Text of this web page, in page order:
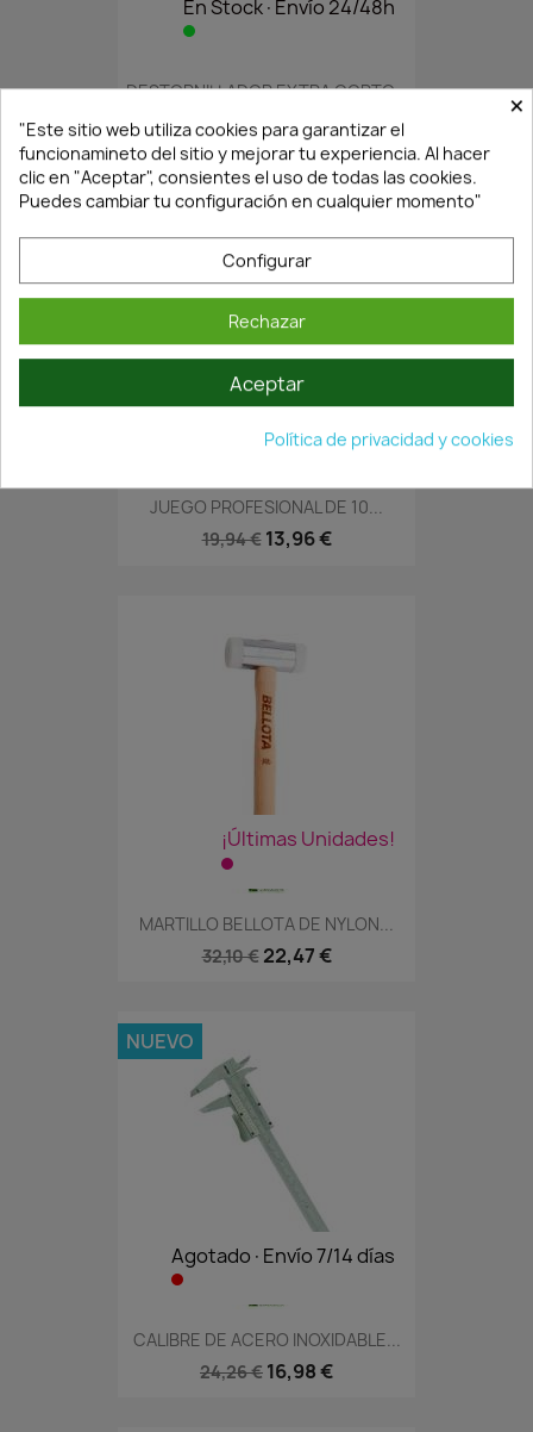
En Stock·Envío 24/48h
DESTORNILLADOR EXTRA CORTO...
6,68 € 4,68 €
JUEGO PROFESIONAL DE 10...
19,94 € 13,96 €
¡Últimas Unidades!
MARTILLO BELLOTA DE NYLON...
32,10 € 22,47 €
Agotado·Envío 7/14 días
CALIBRE DE ACERO INOXIDABLE...
24,26 € 16,98 €
NUEVO
×
"Este sitio web utiliza cookies para garantizar el
funcionamineto del sitio y mejorar tu experiencia. Al hacer
clic en "Aceptar", consientes el uso de todas las cookies.
Puedes cambiar tu configuración en cualquier momento"
Configurar
Rechazar
Aceptar
Política de privacidad y cookies